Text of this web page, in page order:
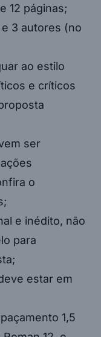
12 páginas;
3 autores (no
ao estilo
e críticos
ser
o
e inédito, não
para
estar em
1,5